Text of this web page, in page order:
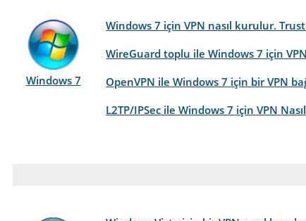
Windows 7
Windows 7 için VPN nasıl kurulur.
WireGuard toplu ile Windows 7 için
OpenVPN ile Windows 7 için bir VPN
L2TP/IPSec ile Windows 7 için VPN